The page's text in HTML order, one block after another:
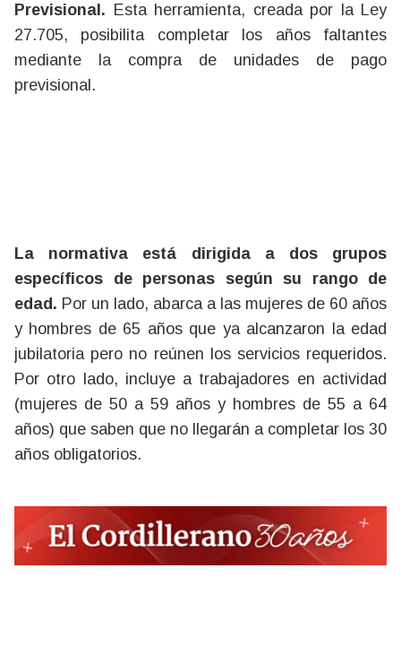
Previsional. Esta herramienta, creada por la Ley
27.705, posibilita completar los años faltantes
mediante la compra de unidades de pago
previsional.
La normativa está dirigida a dos grupos
específicos de personas según su rango de
edad. Por un lado, abarca a las mujeres de 60 años
y hombres de 65 años que ya alcanzaron la edad
jubilatoria pero no reúnen los servicios requeridos.
Por otro lado, incluye a trabajadores en actividad
(mujeres de 50 a 59 años y hombres de 55 a 64
años) que saben que no llegarán a completar los 30
años obligatorios.